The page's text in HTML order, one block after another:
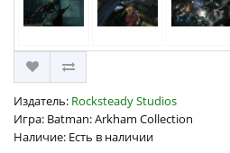
Издатель: Rocksteady Studios
Игра: Batman: Arkham Collection
Наличие: Есть в наличии